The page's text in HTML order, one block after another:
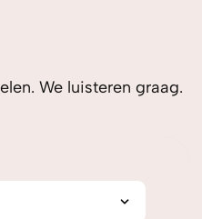
We luisteren graag.